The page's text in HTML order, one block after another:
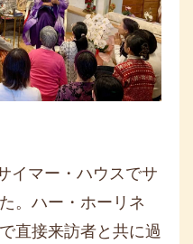
イマー・ハウスでサ
。ハー・ホーリネ
直接来訪者と共に過